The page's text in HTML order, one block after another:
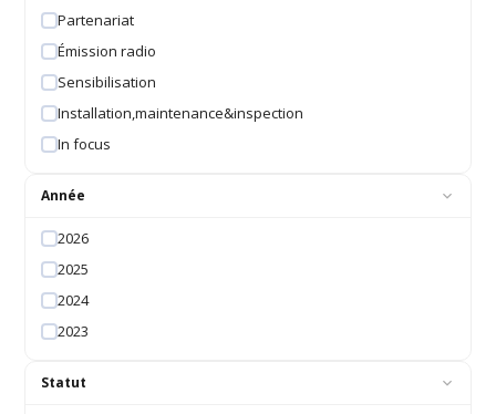
Partenariat
Émission radio
Sensibilisation
Installation,maintenance&inspection
In focus
Année
2026
2025
2024
2023
Statut